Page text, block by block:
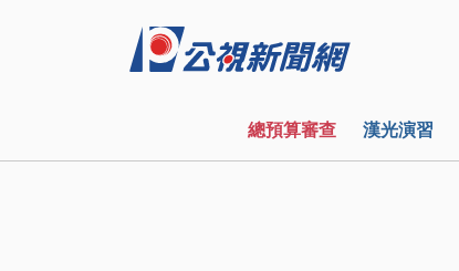
總預算審查 漢光演習